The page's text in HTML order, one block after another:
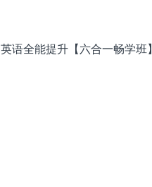
英语全能提升【六合一畅学班】